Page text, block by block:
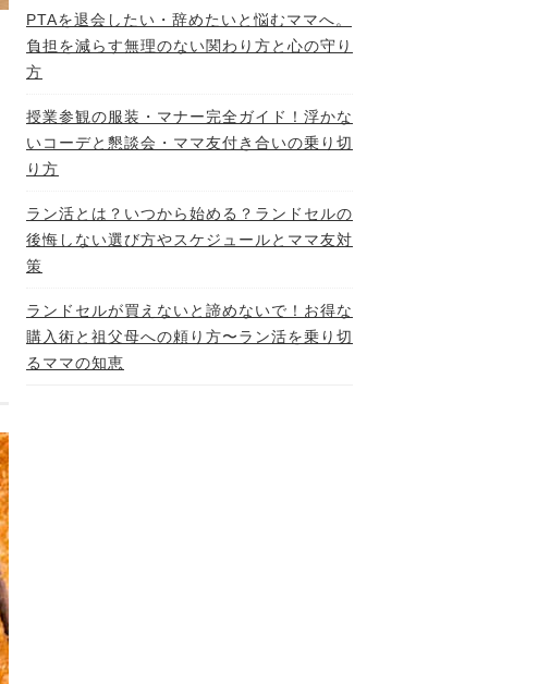
PTAを退会したい・辞めたいと悩むママへ。
負担を減らす無理のない関わり方と心の守り
方
授業参観の服装・マナー完全ガイド！浮かな
いコーデと懇談会・ママ友付き合いの乗り切
り方
ラン活とは？いつから始める？ランドセルの
後悔しない選び方やスケジュールとママ友対
策
ランドセルが買えないと諦めないで！お得な
購入術と祖父母への頼り方〜ラン活を乗り切
るママの知恵